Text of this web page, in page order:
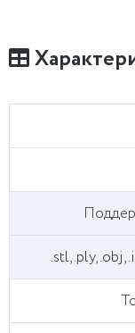
.stl, .ply, .obj,